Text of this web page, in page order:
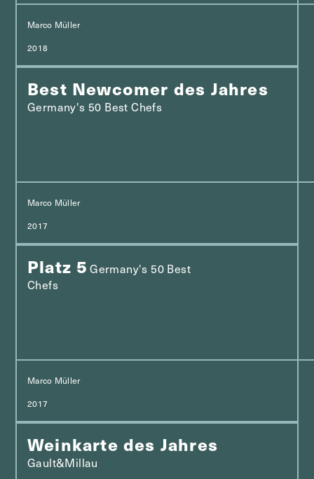
Marco Müller
2018
Best Newcomer des Jahres
Germany's 50 Best Chefs
Marco Müller
2017
Platz 5 Germany's 50 Best
Chefs
Marco Müller
2017
Weinkarte des Jahres
Gault&Millau